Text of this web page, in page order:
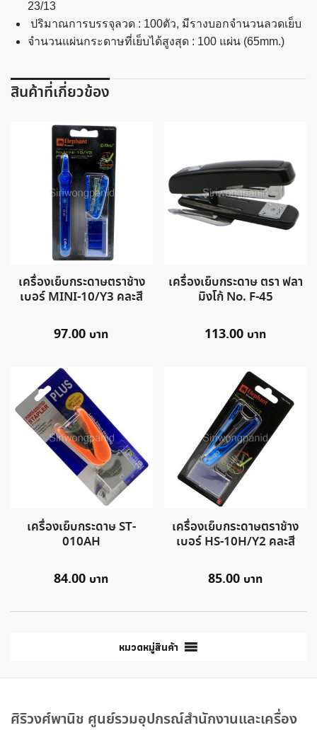
23/13
ปริมาณการบรรจุลวด : 100ตัว, มีรางบอกจำนวนลวดเย็บ
จำนวนแผ่นกระดาษที่เย็บได้สูงสุด : 100 แผ่น (65mm.)
สินค้าที่เกี่ยวข้อง
เครื่องเย็บกระดาษตราช้าง
เบอร์ MINI-10/Y3 คละสี
97.00
เครื่องเย็บกระดาษ ตรา ฟลา
มิงโก้ No. F-45
113.00
เครื่องเย็บกระดาษ ST-
010AH
84.00
เครื่องเย็บกระดาษตราช้าง
เบอร์ HS-10H/Y2 คละสี
85.00
หมวดหมู่สินค้า
ศิริวงศ์พานิช ศูนย์รวมอุปกรณ์สำนักงานและเครื่อง